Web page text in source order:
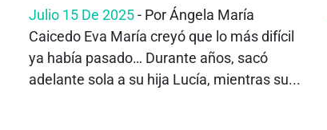
Julio 15 De 2025- Por Ángela María
Caicedo Eva María creyó que lo más difícil
ya había pasado… Durante años, sacó
adelante sola a su hija Lucía, mientras su...